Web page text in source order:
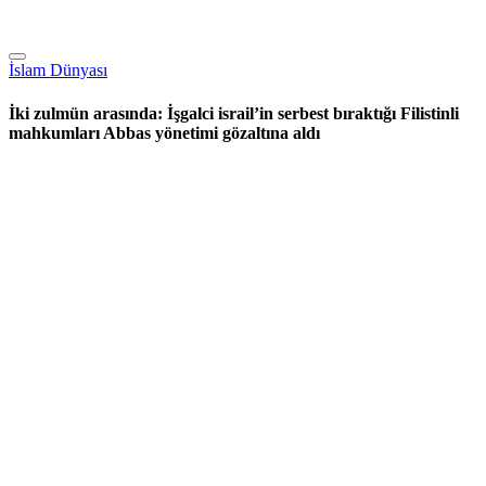
İslam Dünyası
İki zulmün arasında: İşgalci israil’in serbest bıraktığı Filistinli
mahkumları Abbas yönetimi gözaltına aldı